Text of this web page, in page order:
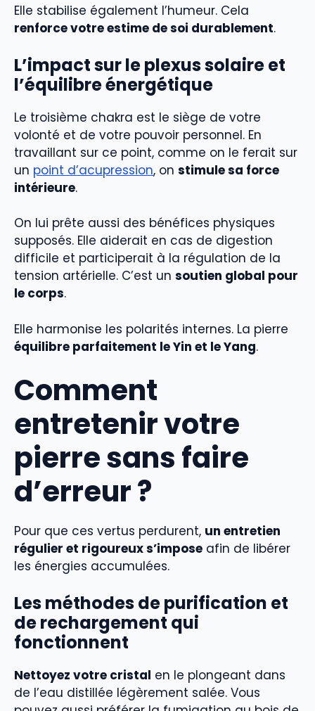
Elle stabilise également l’humeur. Cela
renforce votre estime de soi durablement.
L’impact sur le plexus solaire et
l’équilibre énergétique
Le troisième chakra est le siège de votre
volonté et de votre pouvoir personnel. En
travaillant sur ce point, comme on le ferait sur
un point d’acupression, on stimule sa force
intérieure.
On lui prête aussi des bénéfices physiques
supposés. Elle aiderait en cas de digestion
difficile et participerait à la régulation de la
tension artérielle. C’est un soutien global pour
le corps.
Elle harmonise les polarités internes. La pierre
équilibre parfaitement le Yin et le Yang.
Comment
entretenir votre
pierre sans faire
d’erreur ?
Pour que ces vertus perdurent, un entretien
régulier et rigoureux s’impose afin de libérer
les énergies accumulées.
Les méthodes de purification et
de rechargement qui
fonctionnent
Nettoyez votre cristal en le plongeant dans
de l’eau distillée légèrement salée. Vous